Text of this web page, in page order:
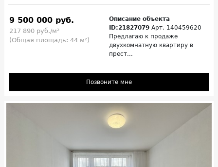
9 500 000 руб.
217 890 руб./м²
(Общая площадь: 44 м²)
Описание объекта
ID:21827079 Арт. 140459620
Предлагаю к продаже
двухкомнатную квартиру в
прест...
Позвоните мне